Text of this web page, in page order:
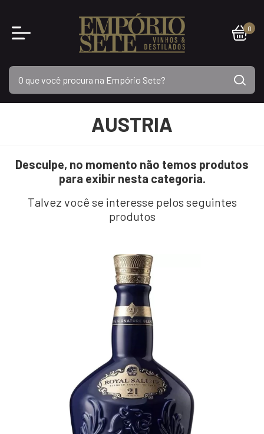
0
AUSTRIA
Desculpe, no momento não temos produtos
para exibir nesta categoria.
Talvez você se interesse pelos seguintes
produtos